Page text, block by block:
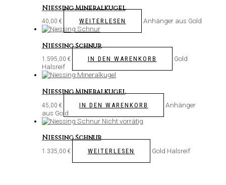
Niessing Mineralkugel
40,00 € WEITERLESEN Anhänger aus Gold
Niessing Schnur
1.595,00 € IN DEN WARENKORB
Gold
Halsreif
Niessing Mineralkugel
45,00 € IN DEN WARENKORB
Anhänger
aus Gold
Nicht vorrätig
Niessing Schnur
1.335,00 € WEITERLESEN Gold Halsreif